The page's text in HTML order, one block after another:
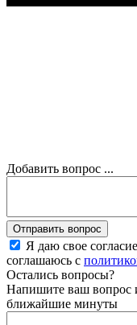
Добавить вопрос ...
Отправить вопрос
Я даю свое
соглашаюсь с
Остались вопросы?
Напишите ваш вопрос
ближайшие минуты